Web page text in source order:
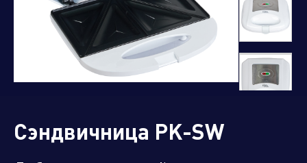
Управляющая компания
компании
кластер
активы
Сэндвичница PK-SW